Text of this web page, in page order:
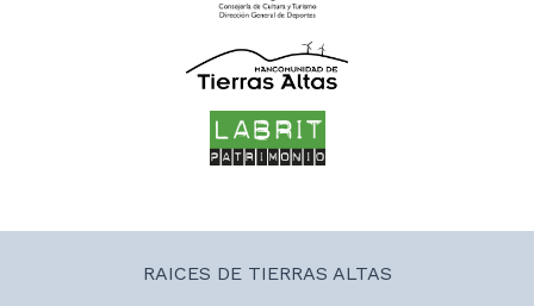
RAICES DE TIERRAS ALTAS